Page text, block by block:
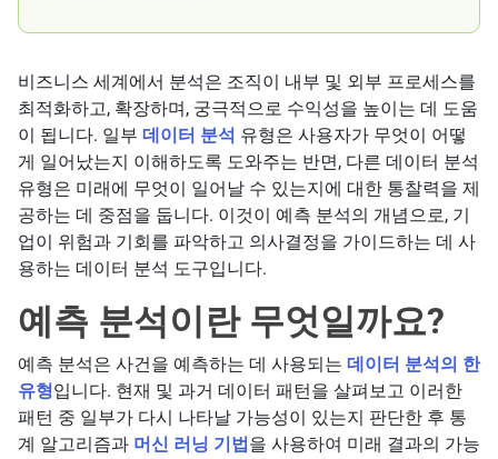
비즈니스 세계에서 분석은 조직이 내부 및 외부 프로세스를
최적화하고, 확장하며, 궁극적으로 수익성을 높이는 데 도움
이 됩니다. 일부 데이터 분석 유형은 사용자가 무엇이 어떻
게 일어났는지 이해하도록 도와주는 반면, 다른 데이터 분석
유형은 미래에 무엇이 일어날 수 있는지에 대한 통찰력을 제
공하는 데 중점을 둡니다. 이것이 예측 분석의 개념으로, 기
업이 위험과 기회를 파악하고 의사결정을 가이드하는 데 사
용하는 데이터 분석 도구입니다.
예측 분석이란 무엇일까요?
예측 분석은 사건을 예측하는 데 사용되는 데이터 분석의 한
유형입니다. 현재 및 과거 데이터 패턴을 살펴보고 이러한
패턴 중 일부가 다시 나타날 가능성이 있는지 판단한 후 통
계 알고리즘과 머신 러닝 기법 을 사용하여 미래 결과의 가능